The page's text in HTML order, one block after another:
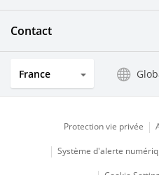
Systèmes électriques
Produits de cuisine
Contact
France
Protection vie privée
Système d'alerte